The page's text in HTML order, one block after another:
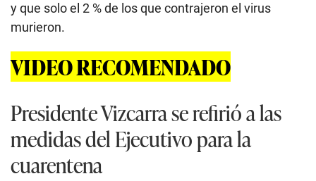
y que solo el 2 % de los que contrajeron el virus
murieron.
VIDEO RECOMENDADO
Presidente Vizcarra se refirió a las
medidas del Ejecutivo para la
cuarentena